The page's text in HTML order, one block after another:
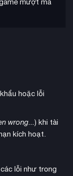
hoặc lỗi
wrong...) khi tài
kích hoạt.
lỗi như trong